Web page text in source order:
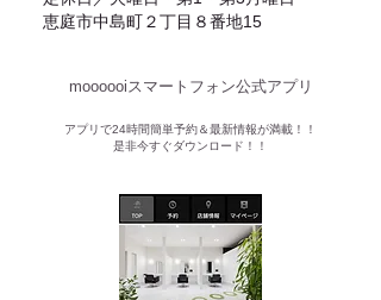
恵庭市中島町２丁目８番地15
moooooiスマートフォン公式アプリ​
​アプリで24時間簡単予約＆最新情報が満載！！
是非今すぐダウンロード！！